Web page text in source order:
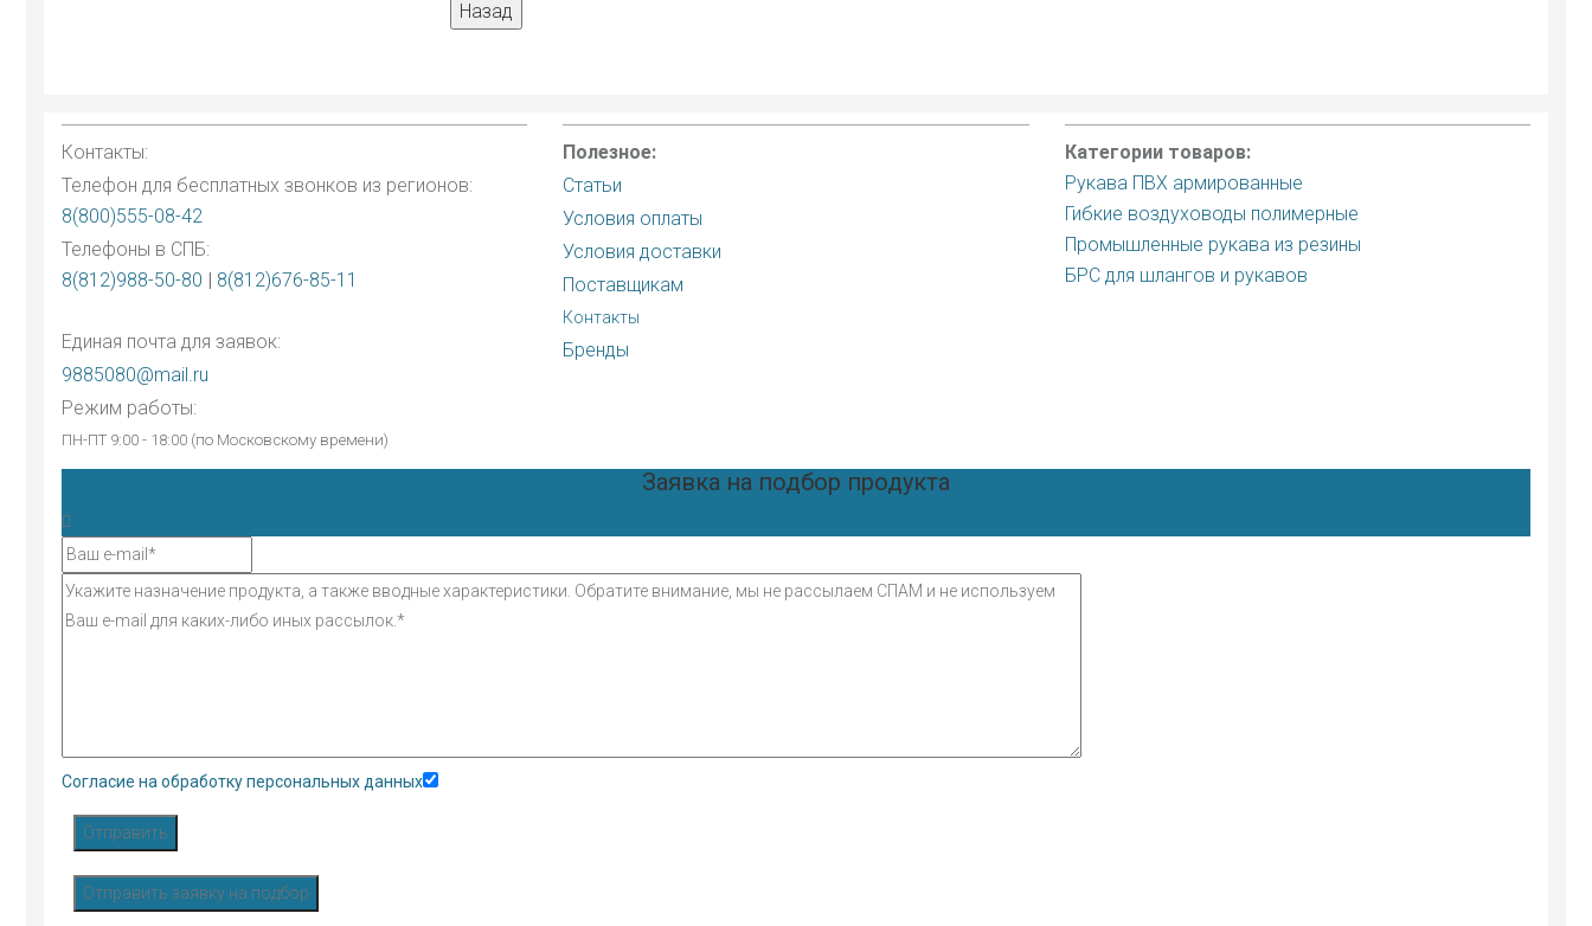
Контакты:
Телефон для бесплатных звонков из регионов:
8(800)555-08-42
Телефоны в СПБ:
8(812)988-50-80 | 8(812)676-85-11
Единая почта для заявок:
9885080@mail.ru
Режим работы:
ПН-ПТ 9:00 - 18:00 (по Московскому времени)
Полезное:
Статьи
Условия оплаты
Условия доставки
Поставщикам
Контакты
Бренды
Категории товаров:
Рукава ПВХ армированные
Гибкие воздуховоды полимерные
Промышленные рукава из резины
БРС для шлангов и рукавов
Заявка на подбор продукта
Согласие на обработку персональных данных
Отправить
Отправить заявку на подбор